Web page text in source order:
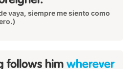
vaya, siempre me siento como
follows him wherever